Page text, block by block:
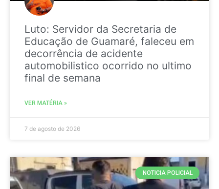
Luto: Servidor da Secretaria de
Educação de Guamaré, faleceu em
decorrência de acidente
automobilistico ocorrido no ultimo
final de semana
VER MATÉRIA »
7 de agosto de 2026
NOTICIA POLICIAL